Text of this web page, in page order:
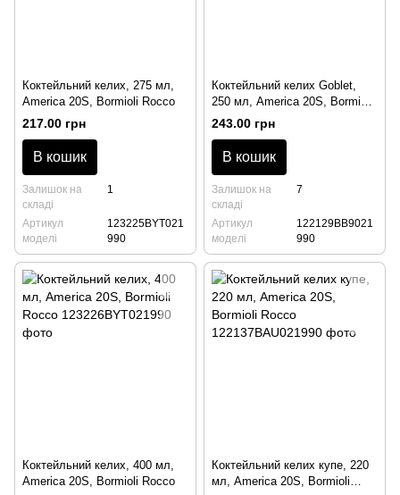
Коктейльний келих, 275 мл,
America 20S, Bormioli Rocco
217.00 грн
В кошик
Залишок на
складі
1
Артикул
моделі
123225BYT021
990
Коктейльний келих Goblet,
250 мл, America 20S, Bormioli
Rocco
243.00 грн
В кошик
Залишок на
складі
7
Артикул
моделі
122129BB9021
990
Коктейльний келих, 400 мл,
America 20S, Bormioli Rocco
Коктейльний келих купе, 220
мл, America 20S, Bormioli